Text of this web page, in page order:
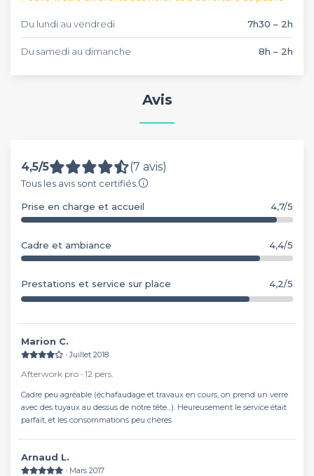
Du lundi au vendredi 7h30 – 2h
Du samedi au dimanche 8h – 2h
Avis
4,5/5 (7 avis)
Tous les avis sont certifiés.
Prise en charge et accueil 4,7/5
Cadre et ambiance 4,4/5
Prestations et service sur place 4,2/5
Marion C.
∙ Juillet 2018
Afterwork pro ∙ 12 pers.
Cadre peu agréable (échafaudage et travaux en cours, on prend un verre
avec des tuyaux au dessus de notre tête...). Heureusement le service était
parfait, et les consommations peu chères.
Arnaud L.
∙ Mars 2017